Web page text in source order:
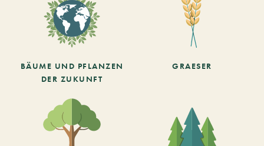
BÄUME UND PFLANZEN
DER ZUKUNFT
GRAESER